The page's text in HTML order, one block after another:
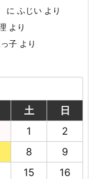
に ふじい より
より
子 より
土
日
1
2
8
9
15 16